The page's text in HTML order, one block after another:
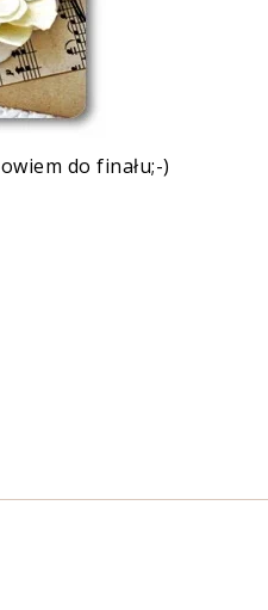
do finału;-)